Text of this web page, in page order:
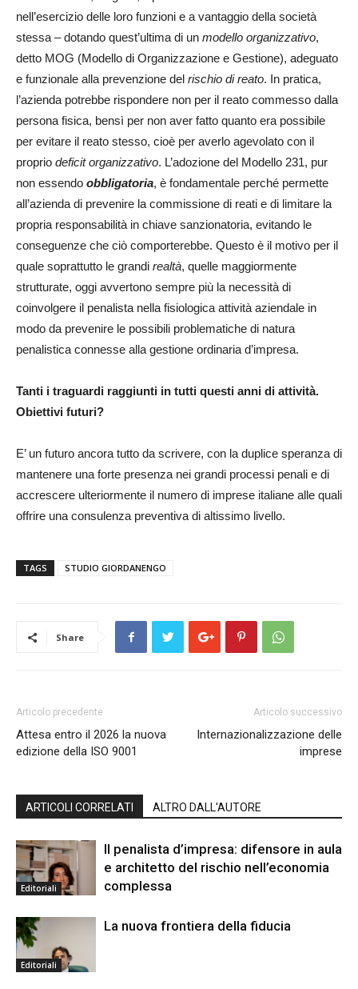
nell’esercizio delle loro funzioni e a vantaggio della società
stessa – dotando quest’ultima di un modello organizzativo,
detto MOG (Modello di Organizzazione e Gestione), adeguato
e funzionale alla prevenzione del rischio di reato. In pratica,
l’azienda potrebbe rispondere non per il reato commesso dalla
persona fisica, bensì per non aver fatto quanto era possibile
per evitare il reato stesso, cioè per averlo agevolato con il
proprio deficit organizzativo. L’adozione del Modello 231, pur
non essendo obbligatoria, è fondamentale perché permette
all’azienda di prevenire la commissione di reati e di limitare la
propria responsabilità in chiave sanzionatoria, evitando le
conseguenze che ciò comporterebbe. Questo è il motivo per il
quale soprattutto le grandi realtà, quelle maggiormente
strutturate, oggi avvertono sempre più la necessità di
coinvolgere il penalista nella fisiologica attività aziendale in
modo da prevenire le possibili problematiche di natura
penalistica connesse alla gestione ordinaria d’impresa.
Tanti i traguardi raggiunti in tutti questi anni di attività.
Obiettivi futuri?
E’ un futuro ancora tutto da scrivere, con la duplice speranza di
mantenere una forte presenza nei grandi processi penali e di
accrescere ulteriormente il numero di imprese italiane alle quali
offrire una consulenza preventiva di altissimo livello.
TAGS STUDIO GIORDANENGO
Share
Articolo precedente
Attesa entro il 2026 la nuova
edizione della ISO 9001
Articolo successivo
Internazionalizzazione delle
imprese
ARTICOLI CORRELATI ALTRO DALL'AUTORE
Editoriali
Il penalista d’impresa: difensore in aula
e architetto del rischio nell’economia
complessa
Editoriali
La nuova frontiera della fiducia